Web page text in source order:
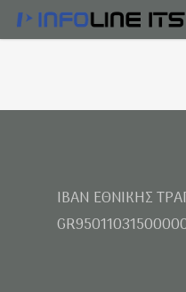
Skip
to
IBAN ΕΘΝΙΚΗΣ